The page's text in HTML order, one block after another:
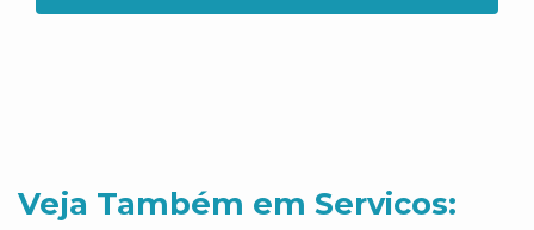
Veja Também em Servicos: